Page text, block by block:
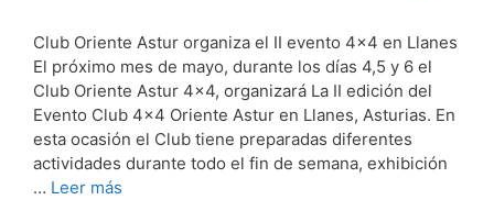
Club Oriente Astur organiza el II evento 4×4 en Llanes
El próximo mes de mayo, durante los días 4,5 y 6 el
Club Oriente Astur 4×4, organizará La II edición del
Evento Club 4×4 Oriente Astur en Llanes, Asturias. En
esta ocasión el Club tiene preparadas diferentes
actividades durante todo el fin de semana, exhibición
… Leer más